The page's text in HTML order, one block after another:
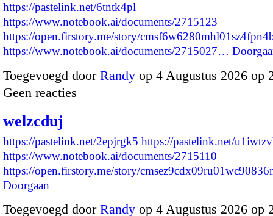
https://pastelink.net/6tntk4pl
https://www.notebook.ai/documents/2715123
https://open.firstory.me/story/
https://www.notebook.ai/documents/2715027…
Toegevoegd door Randy op 4 Augustus 2026
Geen reacties
welzcduj
https://pastelink.net/2epjrgk5 https://pastelink.net/
https://www.notebook.ai/documents/2715110
https://open.firstory.me/story/
Doorgaan
Toegevoegd door Randy op 4 Augustus 2026